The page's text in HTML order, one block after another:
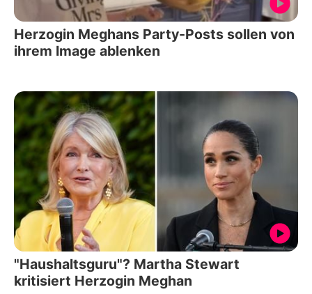
Herzogin Meghans Party-Posts sollen von
ihrem Image ablenken
"Haushaltsguru"? Martha Stewart
kritisiert Herzogin Meghan